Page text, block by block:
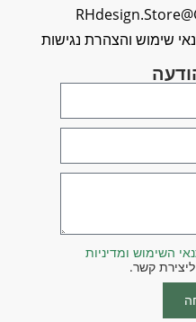
שימוש והצהרת נגישות
השימוש ומדיניות
קשר.